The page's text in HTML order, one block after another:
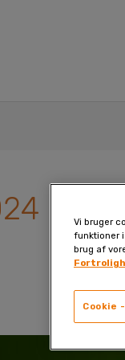
Vi bruger
funktioner
brug af
Cookie